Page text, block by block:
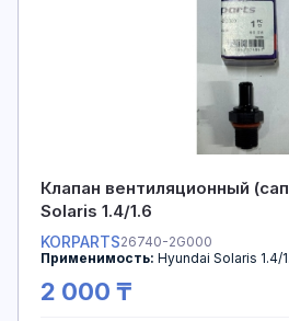
Клапан вентиляционный
Solaris 1.4/1.6
KORPARTS26740-2G000
Применимость: Hyundai Solaris 1.4/
2 000 ₸